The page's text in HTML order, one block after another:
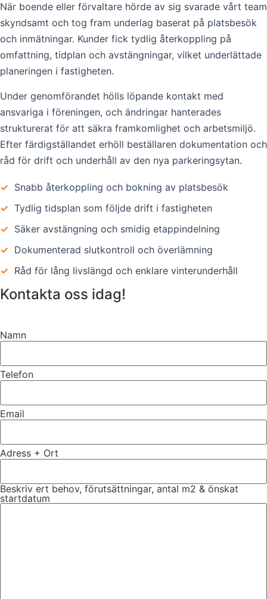
När boende eller förvaltare hörde av sig svarade vårt team
skyndsamt och tog fram underlag baserat på platsbesök
och inmätningar. Kunder fick tydlig återkoppling på
omfattning, tidplan och avstängningar, vilket underlättade
planeringen i fastigheten.
Under genomförandet hölls löpande kontakt med
ansvariga i föreningen, och ändringar hanterades
strukturerat för att säkra framkomlighet och arbetsmiljö.
Efter färdigställandet erhöll beställaren dokumentation och
råd för drift och underhåll av den nya parkeringsytan.
✓ Snabb återkoppling och bokning av platsbesök
✓ Tydlig tidsplan som följde drift i fastigheten
✓ Säker avstängning och smidig etappindelning
✓ Dokumenterad slutkontroll och överlämning
✓ Råd för lång livslängd och enklare vinterunderhåll
Kontakta oss idag!
Namn
Telefon
Email
Adress + Ort
Beskriv ert behov, förutsättningar, antal m2 & önskat
startdatum